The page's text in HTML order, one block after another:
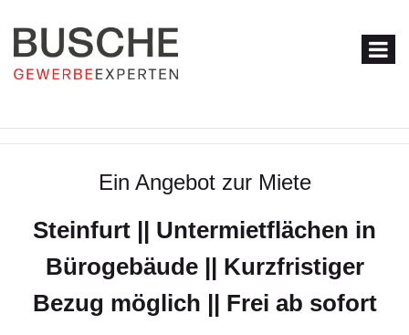
Ein Angebot zur Miete
Steinfurt || Untermietflächen in
Bürogebäude || Kurzfristiger
Bezug möglich || Frei ab sofort